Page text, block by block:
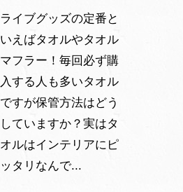
ライブグッズの定番と
いえばタオルやタオル
マフラー！毎回必ず購
入する人も多いタオル
ですが保管方法はどう
していますか？実はタ
オルはインテリアにピ
ッタリなんで...